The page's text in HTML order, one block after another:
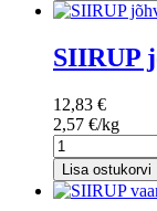
SIIRUP
12,83 €
2,57 €/kg
Lisa ostukorvi